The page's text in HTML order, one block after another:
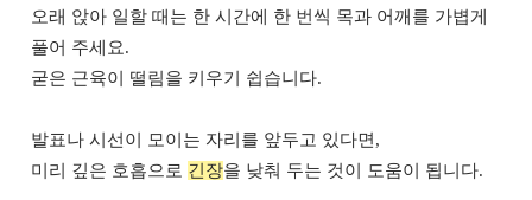
오래 앉아 일할 때는 한 시간에 한 번씩 목과 어깨를 가볍게
풀어 주세요.
굳은 근육이 떨림을 키우기 쉽습니다.
발표나 시선이 모이는 자리를 앞두고 있다면,
미리 깊은 호흡으로 긴장을 낮춰 두는 것이 도움이 됩니다.